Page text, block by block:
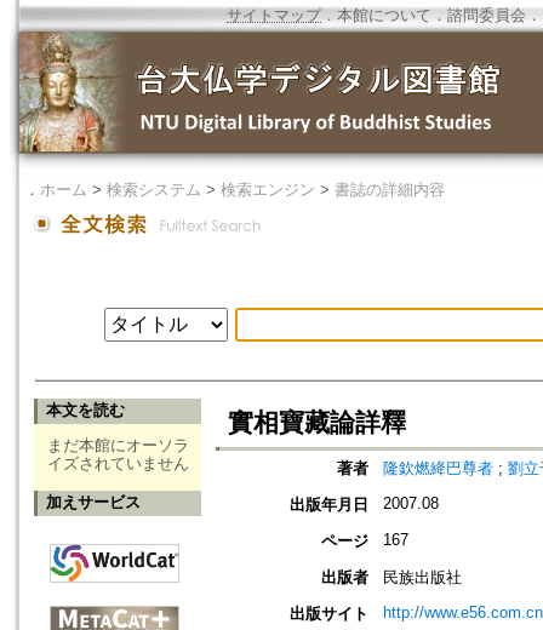
サイトマップ．本館について ． 諮問委員会 ．
． ホーム > 検索システム > 検索エンジン > 書誌の詳細内容
本文を読む
まだ本館にオーソラ
イズされていません
加えサービス
實相寶藏論詳釋
著者 隆欽燃絳巴尊者 ; 劉立
出版年月日
2007.08
ページ 167
出版者
民族出版社
出版サイト
http://